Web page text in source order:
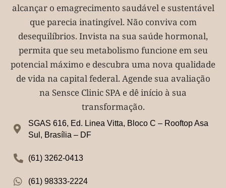
alcançar o emagrecimento saudável e sustentável
que parecia inatingível. Não conviva com
desequilíbrios. Invista na sua saúde hormonal,
permita que seu metabolismo funcione em seu
potencial máximo e descubra uma nova qualidade
de vida na capital federal. Agende sua avaliação
na Sensce Clinic SPA e dê início à sua
transformação.
SGAS 616, Ed. Linea Vitta, Bloco C – Rooftop Asa
Sul, Brasília – DF
(61) 3262-0413
(61) 98333-2224